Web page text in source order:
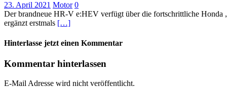
23. April 2021 Motor 0
Der brandneue HR-V e:HEV verfügt über die fortschrittliche
ergänzt erstmals […]
Hinterlasse jetzt einen Kommentar
Kommentar hinterlassen
E-Mail Adresse wird nicht veröffentlicht.